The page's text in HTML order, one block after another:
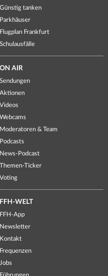
Günstig tanken
Parkhäuser
Flugplan Frankfurt
Schulausfälle
ON AIR
Sendungen
Aktionen
Videos
Webcams
Moderatoren & Team
Podcasts
News-Podcast
Themen-Ticker
Voting
FFH-WELT
FFH-App
Newsletter
Kontakt
Frequenzen
Jobs